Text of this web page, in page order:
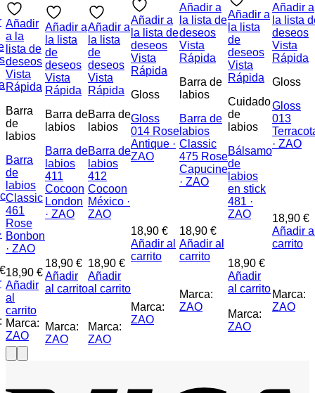
Añadir
a la
lista de
deseos
Vista
Rápida
Barra
de
labios
Barra
de
labios
Classic
461
Rose
Bonbon
· ZAO
18,90 €
Añadir
al
carrito
Marca:
ZAO
Añadir a
la lista
de
deseos
Vista
Rápida
Barra de
labios
Barra de
labios
411
Cocoon
London
· ZAO
18,90€
Añadir
al carrito
Marca:
ZAO
Añadir a
la lista
de
deseos
Vista
Rápida
Barra de
labios
Barra de
labios
412
Cocoon
México ·
ZAO
18,90€
Añadir
al carrito
Marca:
ZAO
Añadir a
la lista de
deseos
Vista
Rápida
Gloss
Gloss
014 Rose
Antique ·
ZAO
18,90€
Añadir al
carrito
Marca:
ZAO
Añadir a
la lista de
deseos
Vista
Rápida
Barra de
labios
Barra de
labios
Classic
475 Rose
Capucine
· ZAO
18,90€
Añadir al
carrito
Marca:
ZAO
Añadir a
la lista
de
deseos
Vista
Rápida
Cuidado
de
labios
Bálsamo
de
labios
en stick
481 ·
ZAO
18,90 €
Añadir
al carrito
Marca:
ZAO
Añadir a
la lista
deseos
Vista
Rápida
Gloss
Gloss
013
· ZAO
18,90 €
Añadir
carrito
Marca:
ZAO